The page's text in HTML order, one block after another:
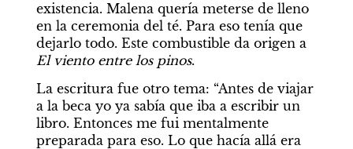
existencia. Malena quería meterse de lleno
en la ceremonia del té. Para eso tenía que
dejarlo todo. Este combustible da origen a
El viento entre los pinos.
La escritura fue otro tema: “Antes de viajar
a la beca yo ya sabía que iba a escribir un
libro. Entonces me fui mentalmente
preparada para eso. Lo que hacía allá era